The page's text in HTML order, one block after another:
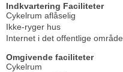
Indkvartering Faciliteter
Cykelrum aflåselig
Ikke-ryger hus
Internet i det offentlige område
Omgivende faciliteter
Cykelrum